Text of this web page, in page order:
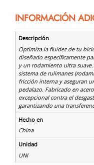
INFORMACIÓN
Descripción
Optimiza la fluidez de tu
diseñado específicamente
y un rodamiento ultra
sistema de rulimanes
fricción interna y aseguran
pedalazo. Fabricado en
excepcional contra el
garantizando una
Hecho en
China
Unidad
UNI